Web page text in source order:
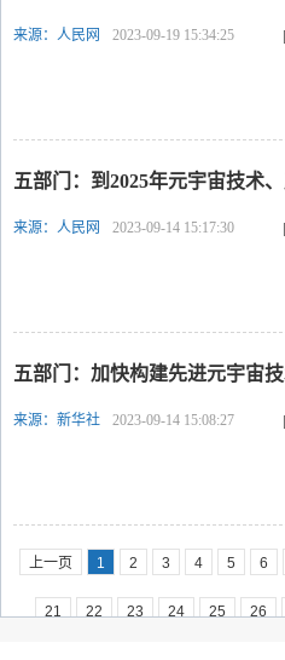
来源：人民网 2023-09-19 15:34:25
五部门：到2025年元宇宙技术
来源：人民网 2023-09-14 15:17:30
五部门：加快构建先进元宇宙
来源：新华社 2023-09-14 15:08:27
上一页 1 2 3 4 5 6
21 22 23 24 25 26